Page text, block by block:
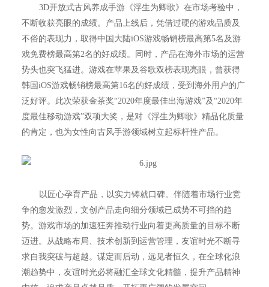
3D开放式古风养成手游《浮生为卿歌》在市场考验中，
不断收获亮眼的成绩。产品上线后，凭借过硬的游戏品质及
不俗的表现力，取得中国大陆iOS游戏畅销榜最高第5名及游
戏免费榜最高第2名的好成绩。同时，产品在海外市场的运营
势头也突飞猛进。游戏在苹果及谷歌双榜表现亮眼，曾获得
韩国iOS游戏畅销榜最高第16名的好成绩，受到海外用户的广
泛好评。此次荣获金茶奖“2020年度最佳出海游戏”及“2020年
度最佳移动游戏”双项大奖，是对《浮生为卿歌》精品化质量
的肯定，也为女性向古风手游领域树立起标杆性产品。
以匠心孕育产品，以实力铸就口碑。伴随着市场行业竞
争的愈发激烈，文创产品走向细分领域已成势不可挡的趋
势。游戏市场的加速狂奔推动行业向着更高质量的目标不断
迈进。从战略布局、技术创新到运营管理，友谊时光不断寻
求自我突破与超越。谋定而后动，远见者恒久，在全球化浪
潮趋势中，友谊时光必将融汇全球文化精髓，提升产品精神